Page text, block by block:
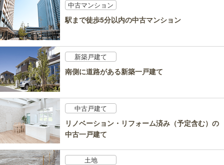
中古マンション
駅まで徒歩5分以内の中古マンション
新築戸建て
南側に道路がある新築一戸建て
中古戸建て
リノベーション・リフォーム済み（予定含む）の
中古一戸建て
土地